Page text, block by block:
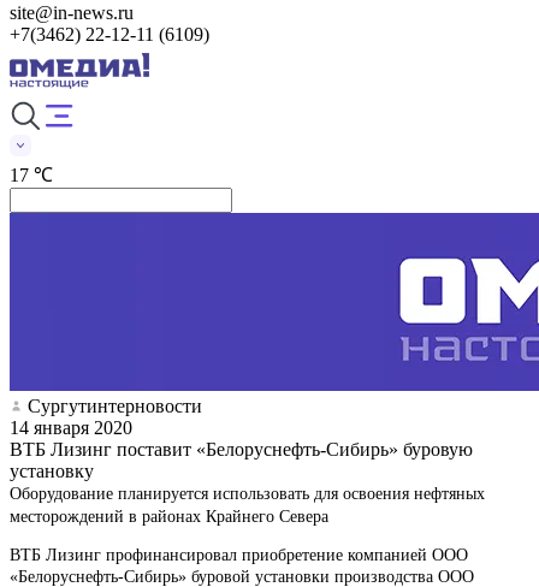
site@in-news.ru
+7(3462) 22-12-11 (6109)
17 ℃
Сургутинтерновости
14 января 2020
ВТБ Лизинг поставит «Белоруснефть-Сибирь» буровую
установку
Оборудование планируется использовать для освоения нефтяных
месторождений в районах Крайнего Севера
ВТБ Лизинг профинансировал приобретение компанией ООО
«Белоруснефть-Сибирь» буровой установки производства ООО